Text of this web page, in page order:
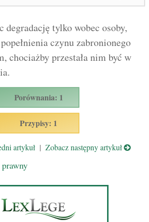
degradację tylko wobec osoby,
czynu zabronionego
chociażby przestała nim być w
Porównania: 1
Przypisy: 1
artykuł | Zobacz następny artykuł